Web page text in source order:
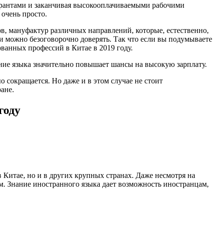
и заканчивая высокооплачиваемыми рабочими
просто.
мануфактур различных направлений, которые, естественно,
безоговорочно доверять. Так что если вы подумываете
профессий в Китае в 2019 году.
языка значительно повышает шансы на высокую зарплату.
сокращается. Но даже и в этом случае не стоит
Китае, но и в других крупных странах. Даже несмотря на
Знание иностранного языка дает возможность иностранцам,